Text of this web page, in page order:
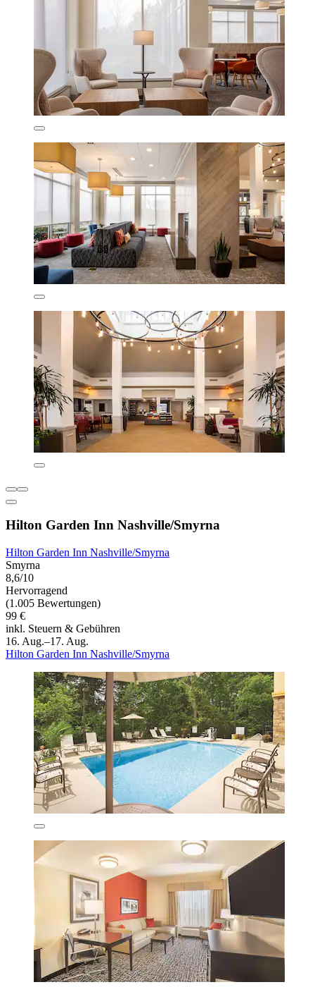
Hilton Garden Inn Nashville/Smyrna
Hilton Garden Inn Nashville/Smyrna
Smyrna
8,6/10
Hervorragend
(1.005 Bewertungen)
99 €
inkl. Steuern & Gebühren
16. Aug.–17. Aug.
Hilton Garden Inn Nashville/Smyrna